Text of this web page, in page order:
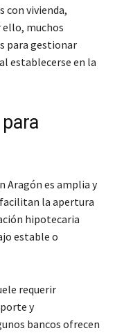
con vivienda,
ello, muchos
para gestionar
establecerse en la
Aragón es amplia y
la apertura
hipotecaria
estable o
requerir
y
bancos ofrecen